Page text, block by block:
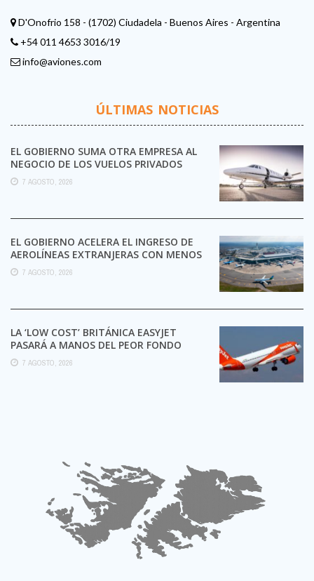
D'Onofrio 158 - (1702) Ciudadela - Buenos Aires - Argentina
+54 011 4653 3016/19
info@aviones.com
ÚLTIMAS NOTICIAS
EL GOBIERNO SUMA OTRA EMPRESA AL
NEGOCIO DE LOS VUELOS PRIVADOS
7 AGOSTO, 2026
EL GOBIERNO ACELERA EL INGRESO DE
AEROLÍNEAS EXTRANJERAS CON MENOS
TRÁMITES
7 AGOSTO, 2026
LA ‘LOW COST’ BRITÁNICA EASYJET
PASARÁ A MANOS DEL PEOR FONDO
POSIBLE:
7 AGOSTO, 2026